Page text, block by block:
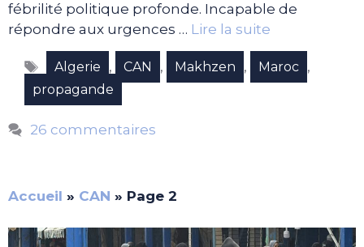
fébrilité politique profonde. Incapable de
répondre aux urgences … Lire la suite
Étiquettes
Algerie , CAN , Makhzen , Maroc ,
propagande
26 commentaires
Accueil » CAN » Page 2